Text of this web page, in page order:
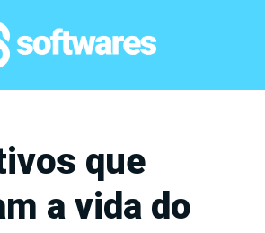
que
a vida do